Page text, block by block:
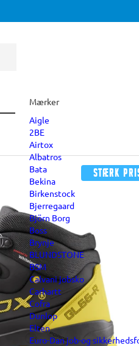
Mærker
Aigle
2BE
Airtox
Albatros
Bata
Bekina
Birkenstock
Bjerregaard
Björn Borg
Boss
Brynje
BLUNDSTONE
BSM
Calvani jobsko
Carhartt
Cofra
Dunlop
Elten
Euro-Dan job-og
Stærk